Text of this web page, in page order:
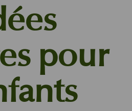
pour